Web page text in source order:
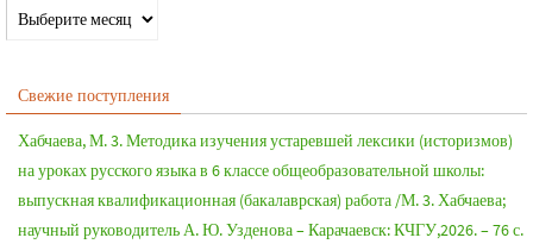
Свежие поступления
Хабчаева, М. 3. Методика изучения устаревшей лексики (историзмов)
на уроках русского языка в 6 классе общеобразовательной школы:
выпускная квалификационная (бакалаврская) работа /М. 3. Хабчаева;
научный руководитель А. Ю. Узденова – Карачаевск: КЧГУ,2026. – 76 с.